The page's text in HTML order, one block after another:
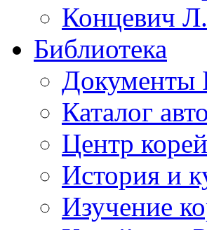
Концевич
Библиотека
Каталог
Центр
История и
Изучение